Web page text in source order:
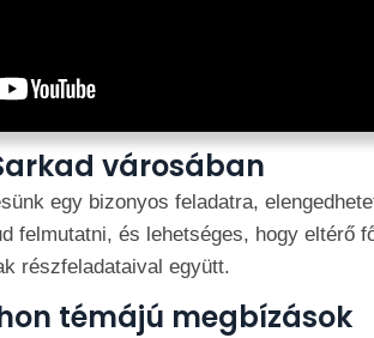
városában
egy bizonyos feladatra,
felmutatni, és lehetséges, hogy
részfeladataival együtt.
témájú megbízások